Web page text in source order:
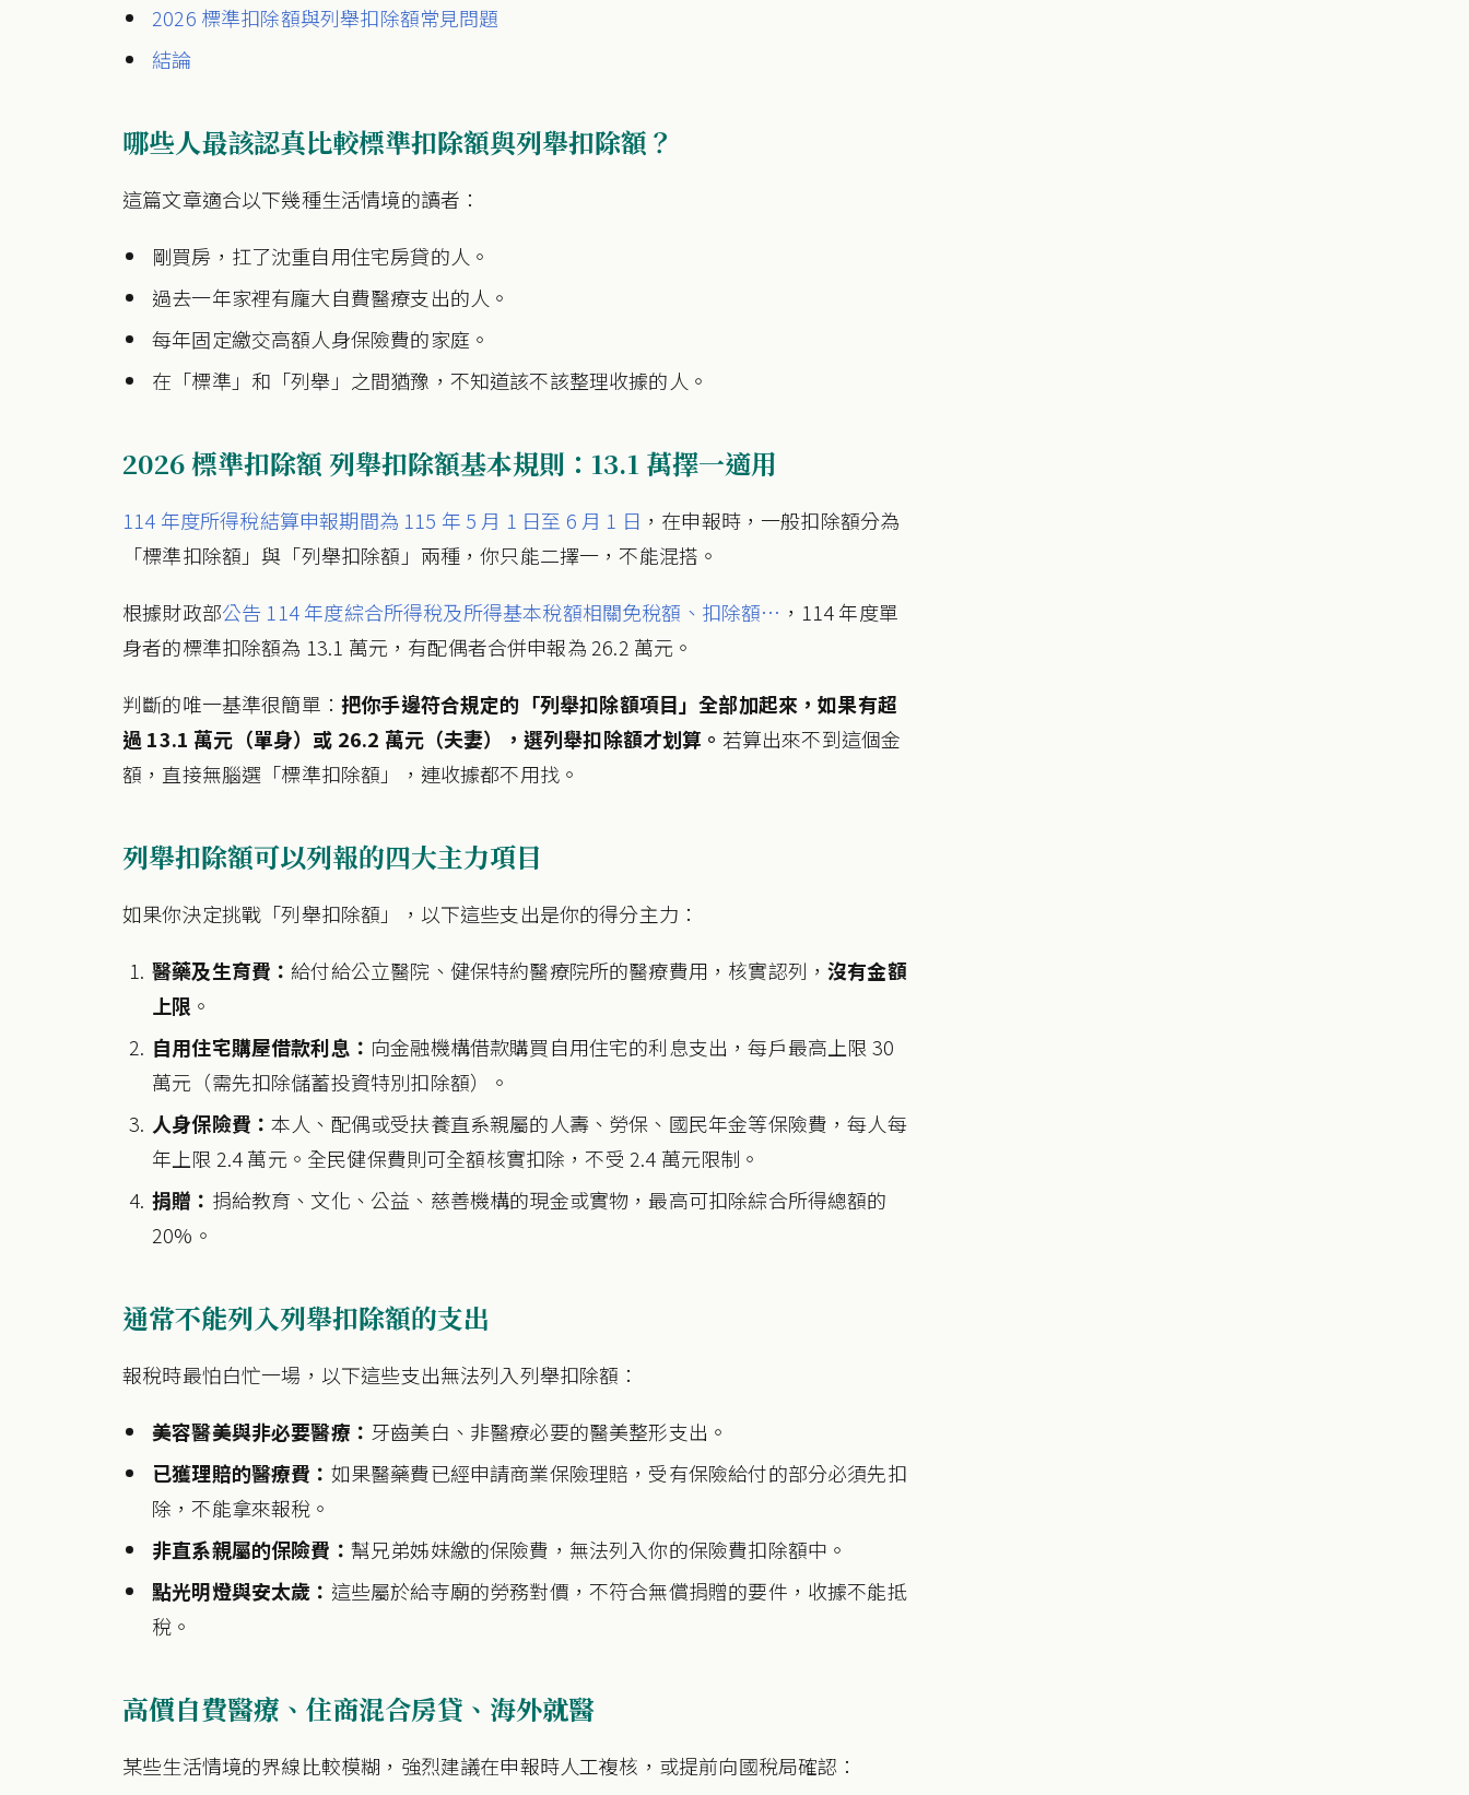
2026 標準扣除額與列舉扣除額常見問題
結論
哪些人最該認真比較標準扣除額與列舉扣除額？
這篇文章適合以下幾種生活情境的讀者：
剛買房，扛了沈重自用住宅房貸的人。
過去一年家裡有龐大自費醫療支出的人。
每年固定繳交高額人身保險費的家庭。
在「標準」和「列舉」之間猶豫，不知道該不該整理收據的人。
2026 標準扣除額 列舉扣除額基本規則：13.1 萬擇一適用
114 年度所得稅結算申報期間為 115 年 5 月 1 日至 6 月 1 日 ，在申報時，一般扣除額分為
「標準扣除額」與「列舉扣除額」兩種，你只能二擇一，不能混搭。
根據財政部公告 114 年度綜合所得稅及所得基本稅額相關免稅額、扣除額… ，114 年度單
身者的標準扣除額為 13.1 萬元，有配偶者合併申報為 26.2 萬元。
判斷的唯一基準很簡單： 把你手邊符合規定的「列舉扣除額項目」全部加起來，如果有超
過 13.1 萬元（單身）或 26.2 萬元（夫妻），選列舉扣除額才划算。 若算出來不到這個金
額，直接無腦選「標準扣除額」，連收據都不用找。
列舉扣除額可以列報的四大主力項目
如果你決定挑戰「列舉扣除額」，以下這些支出是你的得分主力：
醫藥及生育費： 給付給公立醫院、健保特約醫療院所的醫療費用，核實認列，沒有金額
上限 。
自用住宅購屋借款利息： 向金融機構借款購買自用住宅的利息支出，每戶最高上限 30
萬元（需先扣除儲蓄投資特別扣除額）。
人身保險費：本人、配偶或受扶養直系親屬的人壽、勞保、國民年金等保險費，每人每
年上限 2.4 萬元。全民健保費則可全額核實扣除，不受 2.4 萬元限制。
捐贈： 捐給教育、文化、公益、慈善機構的現金或實物，最高可扣除綜合所得總額的
20%。
通常不能列入列舉扣除額的支出
報稅時最怕白忙一場，以下這些支出無法列入列舉扣除額：
美容醫美與非必要醫療： 牙齒美白、非醫療必要的醫美整形支出。
已獲理賠的醫療費： 如果醫藥費已經申請商業保險理賠，受有保險給付的部分必須先扣
除，不能拿來報稅。
非直系親屬的保險費： 幫兄弟姊妹繳的保險費，無法列入你的保險費扣除額中。
點光明燈與安太歲： 這些屬於給寺廟的勞務對價，不符合無償捐贈的要件，收據不能抵
稅。
高價自費醫療、住商混合房貸、海外就醫
某些生活情境的界線比較模糊，強烈建議在申報時人工複核，或提前向國稅局確認：